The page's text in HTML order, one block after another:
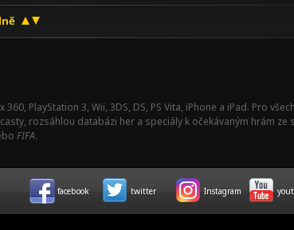
360, PlayStation 3, Wii, 3DS, DS, PS Vita, iPhone a iPad. Pro
rozsáhlou databázi her a speciály k očekávaným hrám ze
FIFA.
facebook twitter Instagram